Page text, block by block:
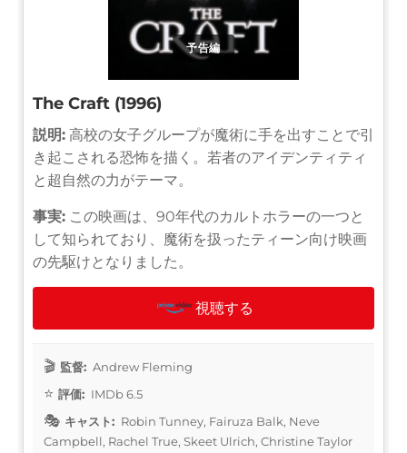
予告編
The Craft (1996)
説明: 高校の女子グループが魔術に手を出すことで引
き起こされる恐怖を描く。若者のアイデンティティ
と超自然の力がテーマ。
事実: この映画は、90年代のカルトホラーの一つと
して知られており、魔術を扱ったティーン向け映画
の先駆けとなりました。
視聴する
監督: Andrew Fleming
評価: IMDb 6.5
キャスト: Robin Tunney, Fairuza Balk, Neve
Campbell, Rachel True, Skeet Ulrich, Christine Taylor